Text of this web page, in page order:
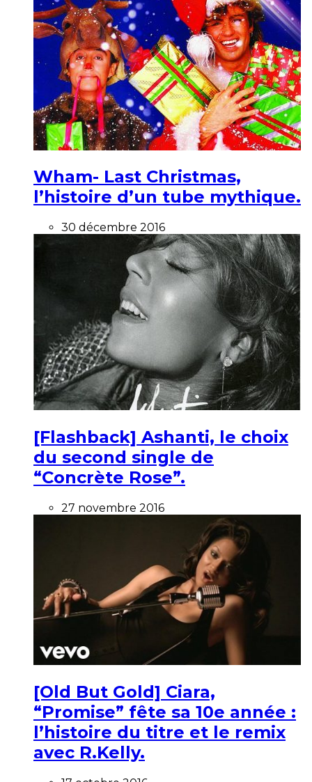
Wham- Last Christmas,
l’histoire d’un tube mythique.
30 décembre 2016
[Flashback] Ashanti, le choix
du second single de
“Concrète Rose”.
27 novembre 2016
[Old But Gold] Ciara,
“Promise” fête sa 10e année :
l’histoire du titre et le remix
avec R.Kelly.